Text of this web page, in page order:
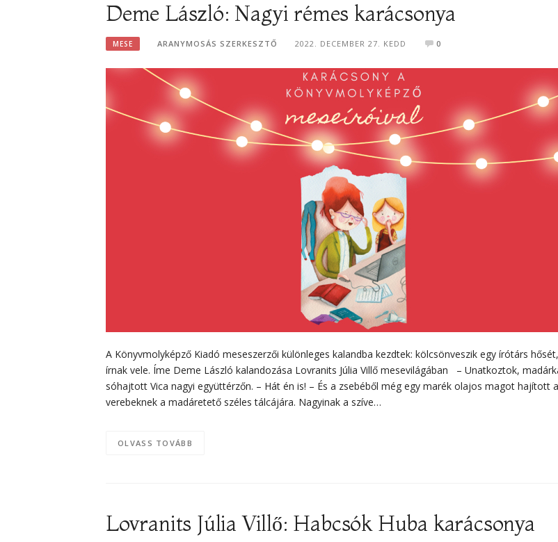
Deme László: Nagyi rémes karácsonya
MESE ARANYMOSÁS SZERKESZTŐ 2022. DECEMBER 27. KEDD 0
A Könyvmolyképző Kiadó meseszerzői különleges kalandba kezdtek: kölcsönveszik egy írótárs
írnak vele. Íme Deme László kalandozása Lovranits Júlia Villő mesevilágában – Unatkoztok,
sóhajtott Vica nagyi együttérzőn. – Hát én is! – És a zsebéből még egy marék olajos magot hajított a
verebeknek a madáretető széles tálcájára. Nagyinak a szíve…
OLVASS TOVÁBB
Lovranits Júlia Villő: Habcsók Huba karácsonya